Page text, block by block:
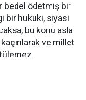
bedel ödetmiş bir
bir hukuki, siyasi
bu konu asla
ve millet